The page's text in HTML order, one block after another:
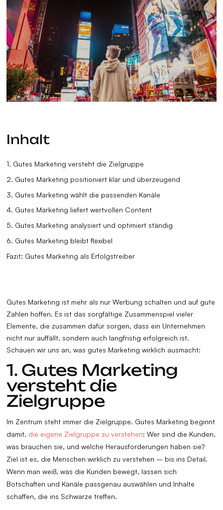
Inhalt
1. Gutes Marketing versteht die Zielgruppe
2. Gutes Marketing positioniert klar und überzeugend
3. Gutes Marketing wählt die passenden Kanäle
4. Gutes Marketing liefert wertvollen Content
5. Gutes Marketing analysiert und optimiert ständig
6. Gutes Marketing bleibt flexibel
Fazit: Gutes Marketing als Erfolgstreiber
Gutes Marketing ist mehr als nur Werbung schalten und auf gute
Zahlen hoffen. Es ist das sorgfältige Zusammenspiel vieler
Elemente, die zusammen dafür sorgen, dass ein Unternehmen
nicht nur auffällt, sondern auch langfristig erfolgreich ist.
Schauen wir uns an, was gutes Marketing wirklich ausmacht:
1. Gutes Marketing
versteht die
Zielgruppe
Im Zentrum steht immer die Zielgruppe. Gutes Marketing beginnt
damit, die eigene Zielgruppe zu verstehen: Wer sind die Kunden,
was brauchen sie, und welche Herausforderungen haben sie?
Ziel ist es, die Menschen wirklich zu verstehen – bis ins Detail.
Wenn man weiß, was die Kunden bewegt, lassen sich
Botschaften und Kanäle passgenau auswählen und Inhalte
schaffen, die ins Schwarze treffen.